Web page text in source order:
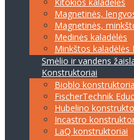
Magnetinės,
Magnetinės,
Medinės kaladėlės
Minkštos kaladėlės
Smėlio ir vandens
Konstruktoriai
Bioblo
FischerTechnik
Hubelino
Incastro
LaQ konstruktoriai